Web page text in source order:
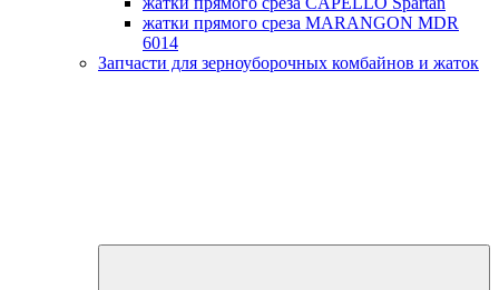
жатки прямого среза MARANGON MDR
6014
Запчасти для зерноуборочных комбайнов и жаток